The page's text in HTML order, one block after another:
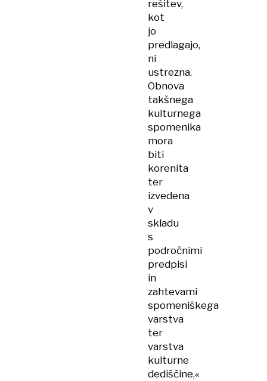
rešitev,
kot
jo
predlagajo,
ni
ustrezna.
Obnova
takšnega
kulturnega
spomenika
mora
biti
korenita
ter
izvedena
v
skladu
s
področnimi
predpisi
in
zahtevami
spomeniškega
varstva
ter
varstva
kulturne
dediščine,«